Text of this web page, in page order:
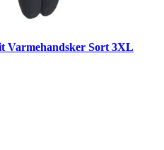
Varmehandsker Sort 3XL